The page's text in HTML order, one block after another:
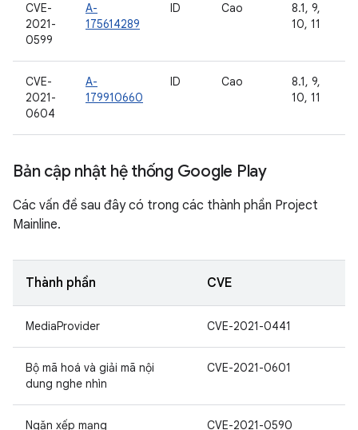
CVE-
2021-
0599
A-
175614289
ID Cao
8.1, 9,
10, 11
CVE-
2021-
0604
A-
179910660
ID Cao
8.1, 9,
10, 11
Bản cập nhật hệ thống Google Play
Các vấn đề sau đây có trong các thành phần Project
Mainline.
Thành phần CVE
MediaProvider CVE-2021-0441
Bộ mã hoá và giải mã nội
dung nghe nhìn
CVE-2021-0601
Ngăn xếp mạng CVE-2021-0590